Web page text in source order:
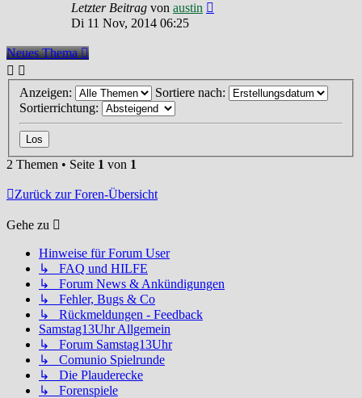
Letzter Beitrag von austin
Di 11 Nov, 2014 06:25
Neues Thema
Anzeigen:
Sortiere nach:
Sortierrichtung:
2 Themen • Seite 1 von 1
Zurück zur Foren-Übersicht
Gehe zu
Hinweise für Forum User
↳ FAQ und HILFE
↳ Forum News & Ankündigungen
↳ Fehler, Bugs & Co
↳ Rückmeldungen - Feedback
Samstag13Uhr Allgemein
↳ Forum Samstag13Uhr
↳ Comunio Spielrunde
↳ Die Plauderecke
↳ Forenspiele